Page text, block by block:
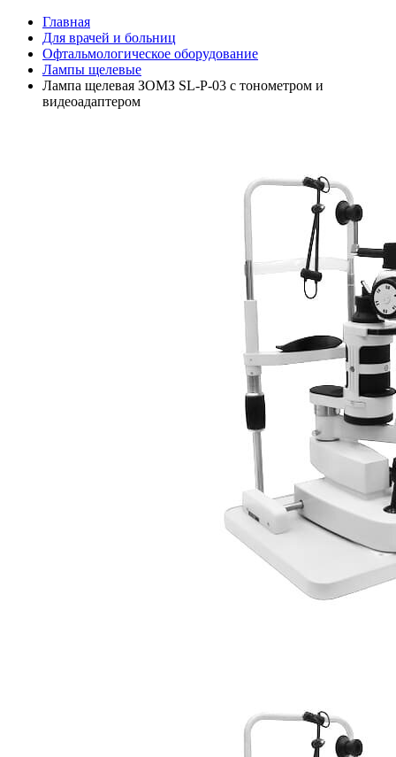
Главная
Для врачей и больниц
Офтальмологическое оборудование
Лампы щелевые
Лампа щелевая ЗОМЗ SL-P-03 с тонометром и
видеоадаптером